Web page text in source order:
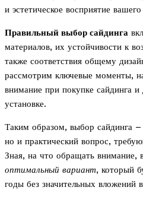
и эстетическое восприятие
Правильный выбор сайдинга
материалов, их устойчивости к
также соответствия общему
рассмотрим ключевые моменты,
внимание при покупке сайдинга
установке.
Таким образом, выбор сайдинга
но и практический вопрос,
Зная, на что обращать внимание,
оптимальный вариант, который
годы без значительных вложений